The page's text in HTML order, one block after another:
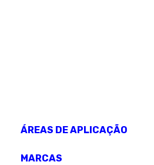
ÁREAS DE APLICAÇÃO
MARCAS